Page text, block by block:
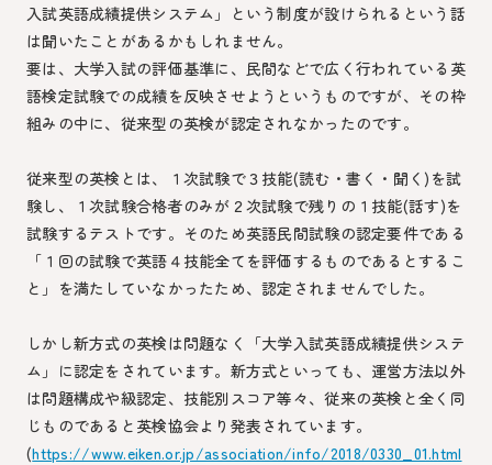
入試英語成績提供システム」という制度が設けられるという話
は聞いたことがあるかもしれません。
要は、大学入試の評価基準に、民間などで広く行われている英
語検定試験での成績を反映させようというものですが、その枠
組みの中に、従来型の英検が認定されなかったのです。
従来型の英検とは、１次試験で３技能(読む・書く・聞く)を試
験し、１次試験合格者のみが２次試験で残りの１技能(話す)を
試験するテストです。そのため英語民間試験の認定要件である
「１回の試験で英語４技能全てを評価するものであるとするこ
と」を満たしていなかったため、認定されませんでした。
しかし新方式の英検は問題なく「大学入試英語成績提供システ
ム」に認定をされています。新方式といっても、運営方法以外
は問題構成や級認定、技能別スコア等々、従来の英検と全く同
じものであると英検協会より発表されています。
(https://www.eiken.or.jp/association/info/2018/0330_01.html